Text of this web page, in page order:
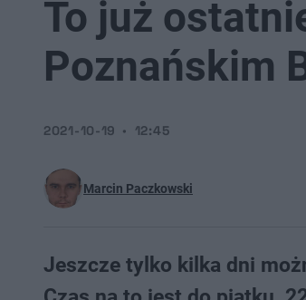
To już
Poznańskim
Marcin Paczkowski
2021-10-19 12:45
Jeszcze tylko kilka dni